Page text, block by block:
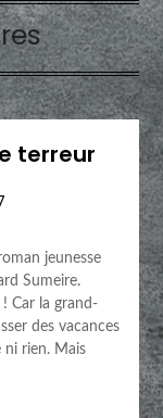
terreur
jeunesse
Sumeire.
Car la grand-
des vacances
ni rien. Mais